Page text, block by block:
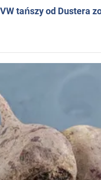
tańszy od Dustera